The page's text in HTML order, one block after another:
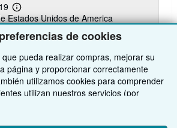
de cookies
pueda realizar compras, mejorar su
página y proporcionar correctamente
utilizamos cookies para comprender
utilizan nuestros servicios (por
al sitio) y así poder realizar mejoras.
Más
información
las
de
envío
Estados Unidos de America
3 disponibles
Añadir al carrito